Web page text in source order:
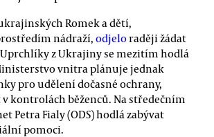
Romek a dětí,
nádraží, odjeloraději žádat
Uprchlíky z Ukrajiny se mezitím hodlá
vnitra plánuje jednak
pro udělení dočasné ochrany,
kontrolách běženců. Na středečním
Petra Fialy (ODS) hodlá zabývat
pomoci.